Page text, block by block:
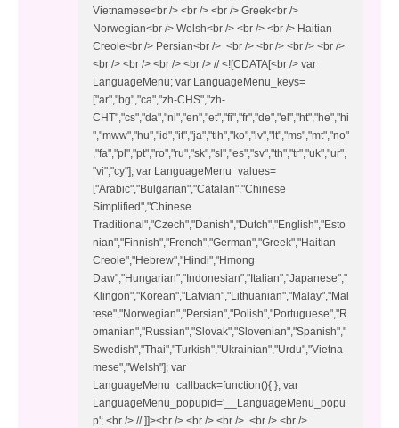
Vietnamese<br /> <br /> <br /> Greek<br />
Norwegian<br /> Welsh<br /> <br /> <br /> Haitian
Creole<br /> Persian<br /> <br /> <br /> <br /> <br />
<br /> <br /> <br /> <br /> // <![CDATA[<br /> var
LanguageMenu; var LanguageMenu_keys=
["ar","bg","ca","zh-CHS","zh-
CHT","cs","da","nl","en","et","fi","fr","de","el","ht","he","hi
","mww","hu","id","it","ja","tlh","ko","lv","lt","ms","mt","no"
,"fa","pl","pt","ro","ru","sk","sl","es","sv","th","tr","uk","ur",
"vi","cy"]; var LanguageMenu_values=
["Arabic","Bulgarian","Catalan","Chinese
Simplified","Chinese
Traditional","Czech","Danish","Dutch","English","Esto
nian","Finnish","French","German","Greek","Haitian
Creole","Hebrew","Hindi","Hmong
Daw","Hungarian","Indonesian","Italian","Japanese","
Klingon","Korean","Latvian","Lithuanian","Malay","Mal
tese","Norwegian","Persian","Polish","Portuguese","R
omanian","Russian","Slovak","Slovenian","Spanish","
Swedish","Thai","Turkish","Ukrainian","Urdu","Vietna
mese","Welsh"]; var
LanguageMenu_callback=function(){ }; var
LanguageMenu_popupid='__LanguageMenu_popu
p'; <br /> // ]]><br /> <br /> <br /> <br /> <br />